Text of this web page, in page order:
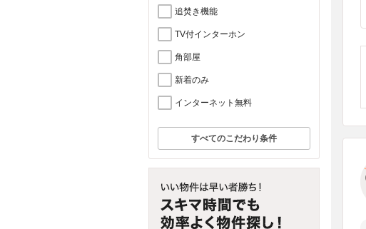
追焚き機能
TV付インターホン
角部屋
新着のみ
インターネット無料
すべてのこだわり条件